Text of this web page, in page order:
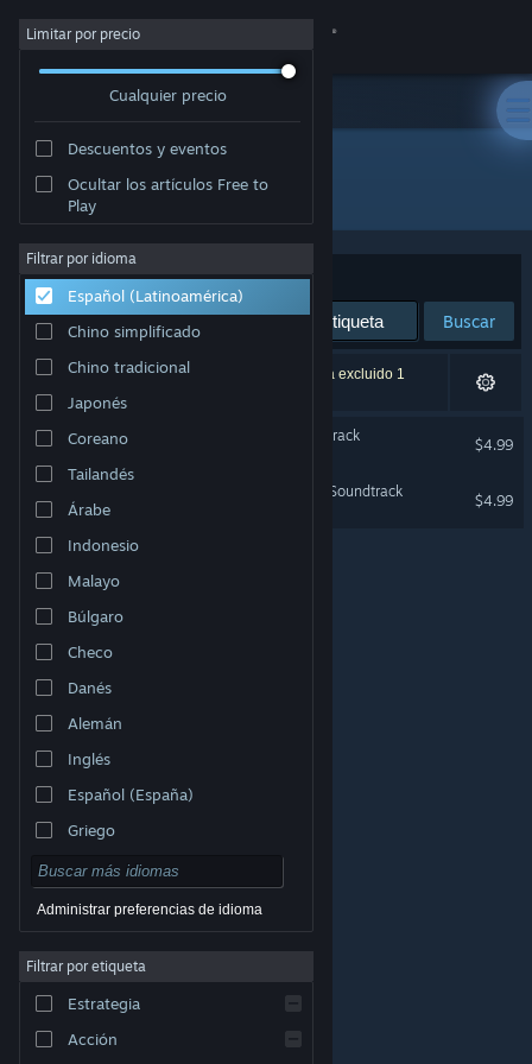
Iniciar sesión
Acerca de
Soporte
Cambiar idioma
Obtener la aplicación de Steam Mobile
Ver versión clásica
© Valve Corporation. Todos los derechos reservados.
Todas las marcas registradas pertenecen a sus
de Privacidad|Información legal
Acuerdo de Suscriptor a Steam
Cookies
Limitar por precio
Cualquier precio
Descuentos y eventos
Ocultar los artículos Free to
Play
Filtrar por idioma
Español (Latinoamérica)
Chino simplificado
Chino tradicional
Japonés
Coreano
Tailandés
Árabe
Indonesio
Malayo
Búlgaro
Checo
Danés
Alemán
Inglés
Español (España)
Griego
Administrar preferencias de idioma
Filtrar por etiqueta
Estrategia
Acción
Desarrollador: Bottled Starlight
Ordenar por Relevancia
Buscar
2 resultado(s) coinciden con la búsqueda. Se ha excluido 1
título según tus preferencias.
Witch Hunter Izana Soundtrack
$4.99
Runes of Pandemonium - Soundtrack
$4.99